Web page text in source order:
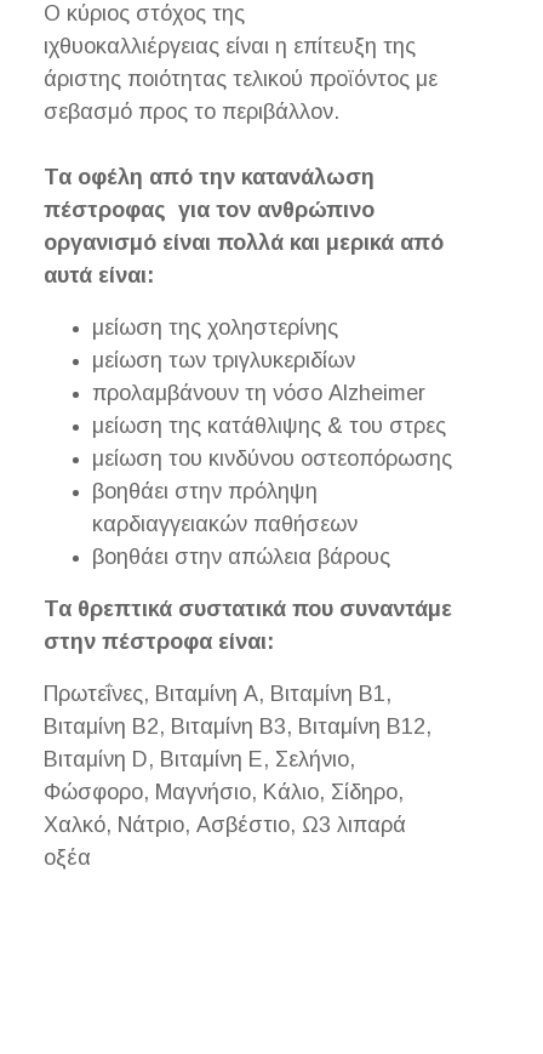
Ο κύριος στόχος της
ιχθυοκαλλιέργειας είναι η επίτευξη της
άριστης ποιότητας τελικού προϊόντος με
σεβασμό προς το περιβάλλον.
Τα οφέλη από την κατανάλωση
πέστροφας για τον ανθρώπινο
οργανισμό είναι πολλά και μερικά από
αυτά είναι:
μείωση της χοληστερίνης
μείωση των τριγλυκεριδίων
προλαμβάνουν τη νόσο Alzheimer
μείωση της κατάθλιψης & του στρες
μείωση του κινδύνου οστεοπόρωσης
βοηθάει στην πρόληψη
καρδιαγγειακών παθήσεων
βοηθάει στην απώλεια βάρους
Τα θρεπτικά συστατικά που συναντάμε
στην πέστροφα είναι:
Πρωτεΐνες, Βιταμίνη Α, Βιταμίνη Β1,
Βιταμίνη Β2, Βιταμίνη Β3, Βιταμίνη Β12,
Βιταμίνη D, Βιταμίνη Ε, Σελήνιο,
Φώσφορο, Μαγνήσιο, Κάλιο, Σίδηρο,
Χαλκό, Νάτριο, Ασβέστιο, Ω3 λιπαρά
οξέα